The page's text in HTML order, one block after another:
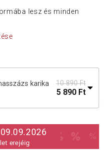
lesz és minden
karika
10 890 Ft
5 890 Ft
erejéig